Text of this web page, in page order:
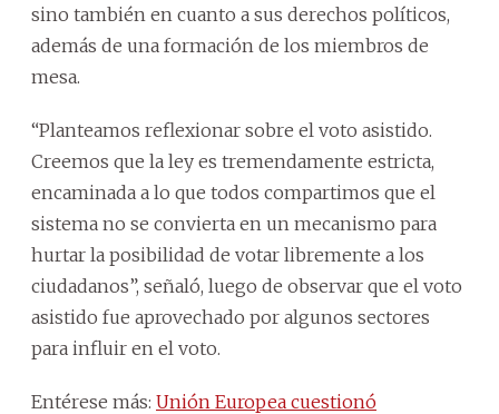
sino también en cuanto a sus derechos políticos,
además de una formación de los miembros de
mesa.
“Planteamos reflexionar sobre el voto asistido.
Creemos que la ley es tremendamente estricta,
encaminada a lo que todos compartimos que el
sistema no se convierta en un mecanismo para
hurtar la posibilidad de votar libremente a los
ciudadanos”, señaló, luego de observar que el voto
asistido fue aprovechado por algunos sectores
para influir en el voto.
Entérese más: Unión Europea cuestionó